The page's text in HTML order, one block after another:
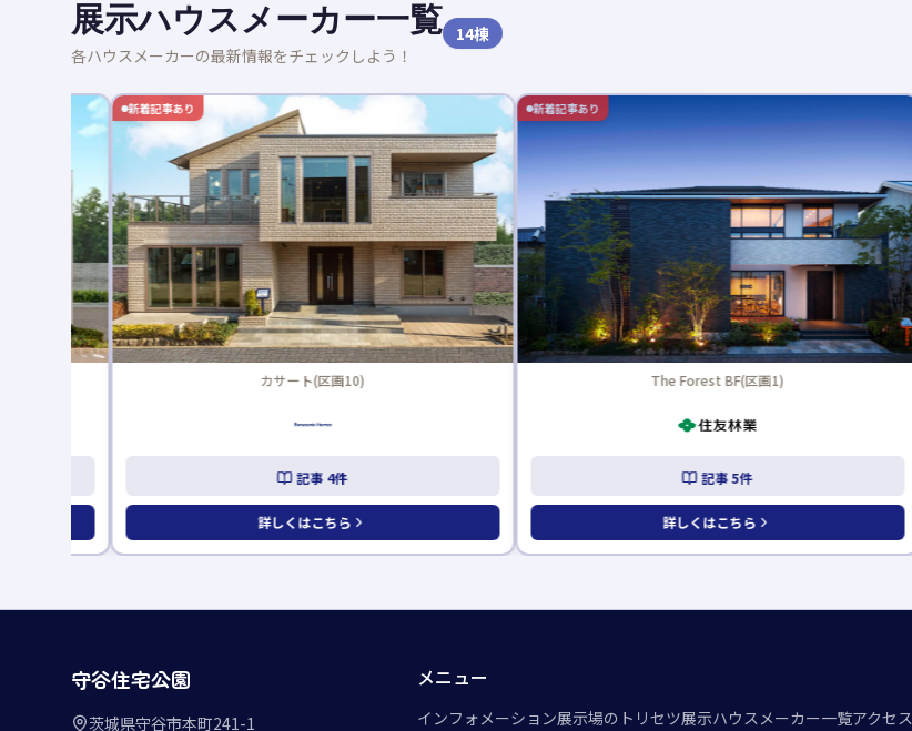
展示ハウスメーカー一覧
各ハウスメーカーの最新情報をチェックしよう！
14棟
新着記事あり
カサート(区画10)
記事4件
詳しくはこちら
新着記事あり
The Forest BF(区画1)
記事5件
詳しくはこちら
守谷住宅公園
茨城県守谷市本町241-1
メニュー
インフォメーション展示場のトリセツ展示ハウスメーカー一覧アクセス